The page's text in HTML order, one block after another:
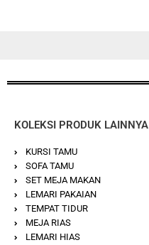
KOLEKSI PRODUK LAINNYA
KURSI TAMU
SOFA TAMU
SET MEJA MAKAN
LEMARI PAKAIAN
TEMPAT TIDUR
MEJA RIAS
LEMARI HIAS